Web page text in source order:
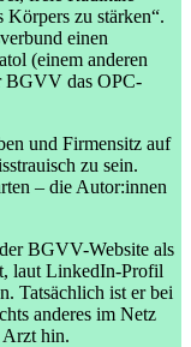
Körpers zu stärken“.
einen
(einem anderen
BGVV das OPC-
und Firmensitz auf
zu sein.
– die Autor:innen
BGVV-Website als
laut LinkedIn-Profil
Tatsächlich ist er bei
anderes im Netz
Arzt hin.